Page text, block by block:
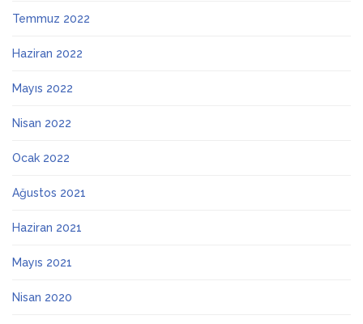
Temmuz 2022
Haziran 2022
Mayıs 2022
Nisan 2022
Ocak 2022
Ağustos 2021
Haziran 2021
Mayıs 2021
Nisan 2020